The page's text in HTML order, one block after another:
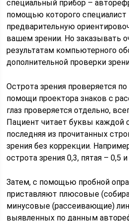
специальный прибор –
помощью которого специалист
предварительную
вашем зрении. Но заказывать
результатам компьютерного
дополнительной проверки
Острота зрения проверяется
помощи проектора знаков с
глаз проверяется отдельно,
Пациент читает буквы каждой
последняя из прочитанных
зрения без коррекции.
острота зрения 0,3, пятая – 0,5 и
Затем, с помощью пробной
приставляют плюсовые
минусовые (рассеивающие)
выявленных по данным